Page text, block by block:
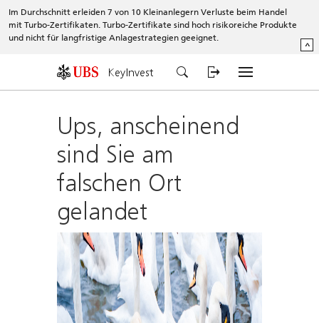
Im Durchschnitt erleiden 7 von 10 Kleinanlegern Verluste beim Handel
mit Turbo-Zertifikaten. Turbo-Zertifikate sind hoch risikoreiche Produkte
und nicht für langfristige Anlagestrategien geeignet.
^
KeyInvest
Ups, anscheinend
sind Sie am
falschen Ort
gelandet